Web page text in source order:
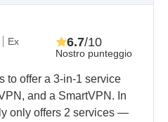
Ex
Nostro punteggio
6.7/10
to offer a 3-in-1 service
and a SmartVPN. In
only offers 2 services —